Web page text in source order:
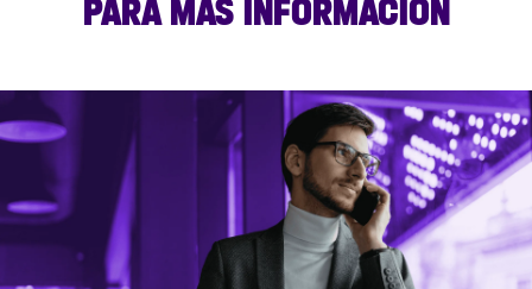
PARA MÁS INFORMACIÓN